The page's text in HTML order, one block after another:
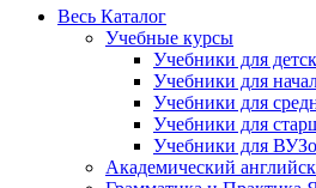
Весь Каталог
Учебные курсы
Учебники для
Учебники для
Учебники для
Учебники для
Учебники для
Академический